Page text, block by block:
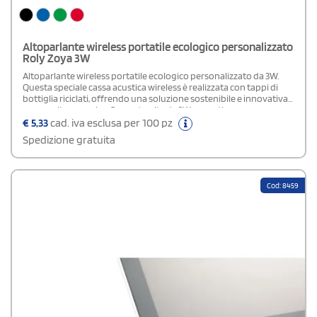
Altoparlante wireless portatile ecologico personalizzato
Roly Zoya 3W
Altoparlante wireless portatile ecologico personalizzato da 3W.
Questa speciale cassa acustica wireless è realizzata con tappi di
bottiglia riciclati, offrendo una soluzione sostenibile e innovativa
per ascoltare musica. Con un'uscita da 3W, garantisce un suono
chiaro e potente. Include un cavo di tipo C per una ricarica facile e
veloce. Dotata di una pratica maniglia da trasporto in poliestere
RPET, è perfetta per portare la musica ovunque. La confezione, in
scatola dal design ecologico, riflette un impegno concreto per la
sostenibilità.Composizione: Tappi di bottiglia riciclati e Poliestere
€5,33cad. iva esclusa per 100 pz
Spedizione gratuita
Cod: 8459